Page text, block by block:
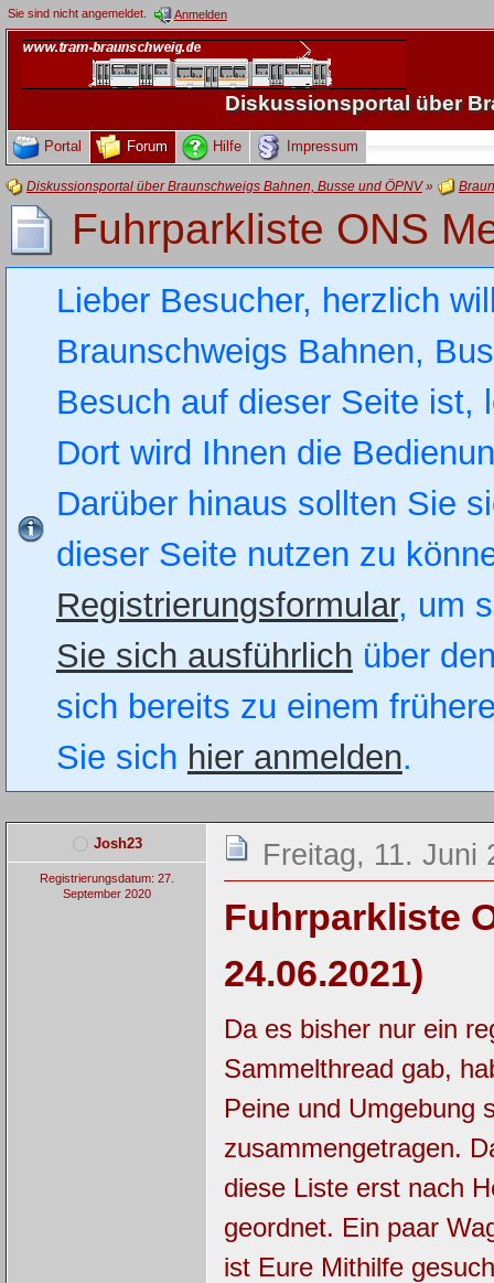
Sie sind nicht angemeldet. Anmelden
Diskussionsportal über
Portal Forum Hilfe Impressum
Diskussionsportal über Braunschweigs Bahnen, Busse und ÖPNV»
Fuhrparkliste ONS
Lieber Besucher, herzlich
Braunschweigs Bahnen,
Besuch auf dieser Seite
Dort wird Ihnen die
Darüber hinaus sollten Sie
dieser Seite nutzen zu
Registrierungsformular, um
Sie sich ausführlich über
sich bereits zu einem
Sie sich hier anmelden.
Josh23
Registrierungsdatum: 27.
September 2020
Freitag, 11. Juni
Fuhrparkliste
24.06.2021)
Da es bisher nur ein
Sammelthread gab,
Peine und Umgebung
zusammengetragen.
diese Liste erst nach
geordnet. Ein paar
ist Eure Mithilfe